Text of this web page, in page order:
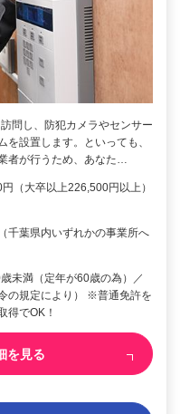
問し、防犯カメラやセンサー
を設置します。といっても、
者が行うため、あなた…
（大卒以上226,500円以上）
葉県内いずれかの事業所へ
未満（定年が60歳の為）／
の規定により） ※普通免許を
得でOK！
を見る